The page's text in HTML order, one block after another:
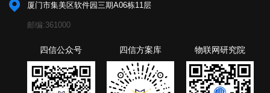
厦门市集美区软件园三期A06栋11层
邮编:361000
四信公众号 四信方案库 物联网研究院